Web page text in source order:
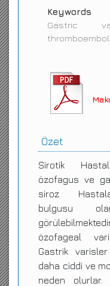
Keywords
Gastric
Özet
Sirotik
özofagus ve
siroz
bulgusu
özofageal
Gastrik
daha ciddi ve
neden olurlar.